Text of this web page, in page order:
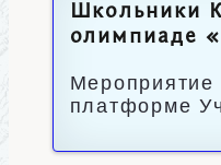
Школьники
олимпиаде
платформе